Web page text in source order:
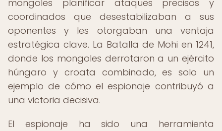
mongoles planificar ataques precisos y
coordinados que desestabilizaban a sus
oponentes y les otorgaban una ventaja
estratégica clave. La Batalla de Mohi en 1241,
donde los mongoles derrotaron a un ejército
húngaro y croata combinado, es solo un
ejemplo de cómo el espionaje contribuyó a
una victoria decisiva.
El espionaje ha sido una herramienta